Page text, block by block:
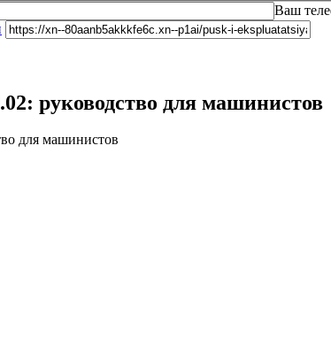
Ваш
руководство для машинистов
для машинистов